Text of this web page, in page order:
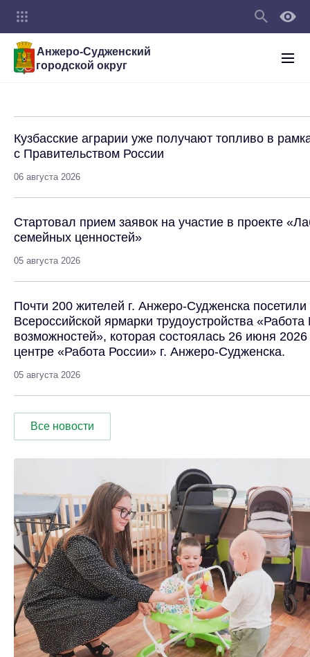
Анжеро-Судженский
городской округ
Кузбасские аграрии уже получают топливо в
с Правительством России
06 августа 2026
Стартовал прием заявок на участие в проекте
семейных ценностей»
05 августа 2026
Почти 200 жителей г. Анжеро-Судженска
Всероссийской ярмарки трудоустройства
возможностей», которая состоялась 26 июня
центре «Работа России» г. Анжеро-Судженска.
05 августа 2026
Все новости